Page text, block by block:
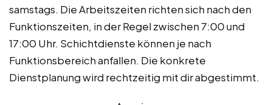
samstags. Die Arbeitszeiten richten sich nach den
Funktionszeiten, in der Regel zwischen 7:00 und
17:00 Uhr. Schichtdienste können je nach
Funktionsbereich anfallen. Die konkrete
Dienstplanung wird rechtzeitig mit dir abgestimmt.